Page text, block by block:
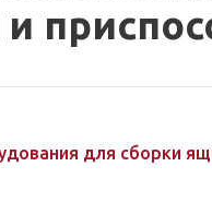
для сборки